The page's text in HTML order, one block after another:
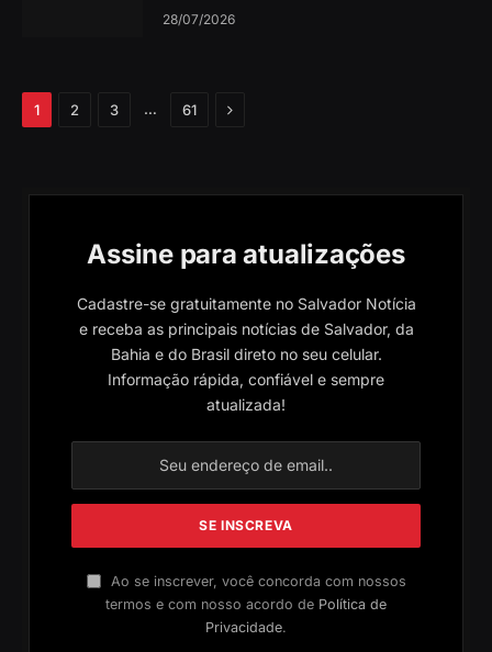
28/07/2026
1 2 3 … 61 Próximo
Assine para atualizações
Cadastre-se gratuitamente no Salvador Notícia
e receba as principais notícias de Salvador, da
Bahia e do Brasil direto no seu celular.
Informação rápida, confiável e sempre
atualizada!
Ao se inscrever, você concorda com nossos
termos e com nosso acordo de Política de
Privacidade.